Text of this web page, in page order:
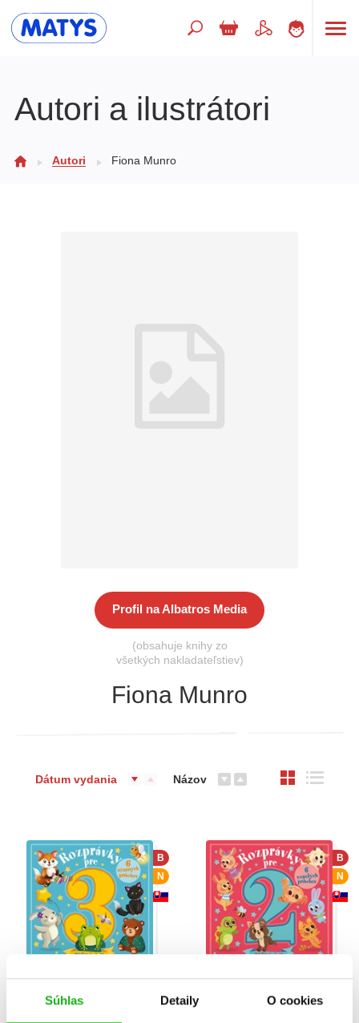
Súhlas Detaily O cookies
Doplnkový sortiment
Všetky kategórie
Autori a ilustrátori
Autori Fiona Munro
Profil na Albatros Media
(obsahuje knihy zo
všetkých nakladateľstiev)
Fiona Munro
Dátum vydania Názov
B
N
Rozprávky pre 3-ročné
deti
B
N
deti